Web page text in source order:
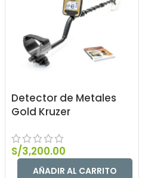
Detector de Metales
Gold Kruzer
S/3,200.00
AÑADIR AL CARRITO